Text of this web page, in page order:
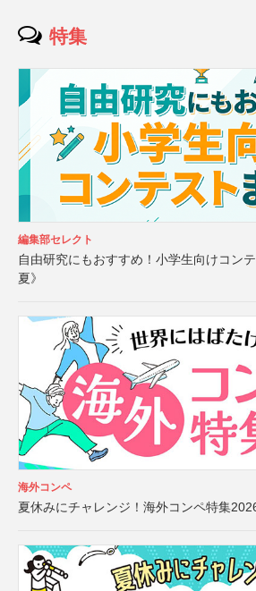
特集
編集部セレクト
自由研究にもおすすめ！小学生向けコン
夏》
海外コンペ
夏休みにチャレンジ！海外コンペ特集